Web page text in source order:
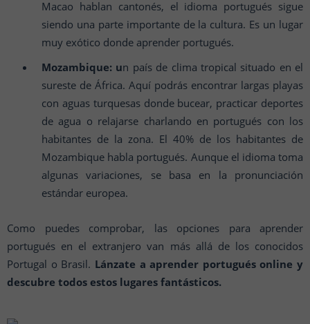
Macao hablan cantonés, el idioma portugués sigue
siendo una parte importante de la cultura. Es un lugar
muy exótico donde aprender portugués.
Mozambique: un país de clima tropical situado en el
sureste de África. Aquí podrás encontrar largas playas
con aguas turquesas donde bucear, practicar deportes
de agua o relajarse charlando en portugués con los
habitantes de la zona. El 40% de los habitantes de
Mozambique habla portugués. Aunque el idioma toma
algunas variaciones, se basa en la pronunciación
estándar europea.
Como puedes comprobar, las opciones para aprender
portugués en el extranjero van más allá de los conocidos
Portugal o Brasil. Lánzate a aprender portugués online y
descubre todos estos lugares fantásticos.